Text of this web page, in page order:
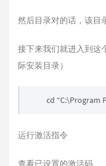
然后目录对的话，该目
接下来我们就进入到这
际安装目录）
cd “C:\Program
运行激活指令
查看已设置的激活码